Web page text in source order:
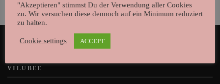
VILUBEE
"Akzeptieren" stimmst Du der Verwendung aller Cookies
zu. Wir versuchen diese dennoch auf ein Minimum reduziert
zu halten.
Cookie settings ACCEPT